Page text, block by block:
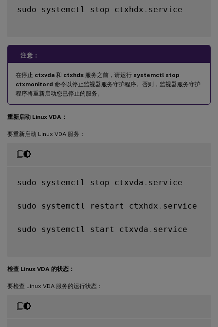
sudo systemctl stop ctxhdx . service
注意：
在停止 ctxvda 和 ctxhdx 服务之前，请运行 systemctl stop
ctxmonitord 命令以停止监视器服务守护程序。否则，监视器服务守护
程序将重新启动您已停止的服务。
重新启动 Linux VDA：
要重新启动 Linux VDA 服务：
sudo systemctl stop ctxvda . service
sudo systemctl restart ctxhdx . service
sudo systemctl start ctxvda . service
检查 Linux VDA 的状态：
要检查 Linux VDA 服务的运行状态：